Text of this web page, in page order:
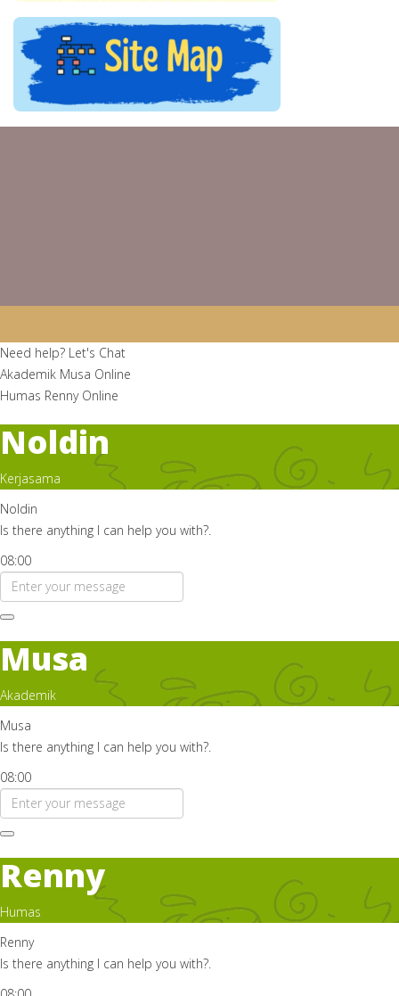
Need help? Let's Chat
Akademik Musa Online
Humas Renny Online
Noldin
Kerjasama
Noldin
Is there anything I can help you with?.
08:00
Musa
Akademik
Musa
Is there anything I can help you with?.
08:00
Renny
Humas
Renny
Is there anything I can help you with?.